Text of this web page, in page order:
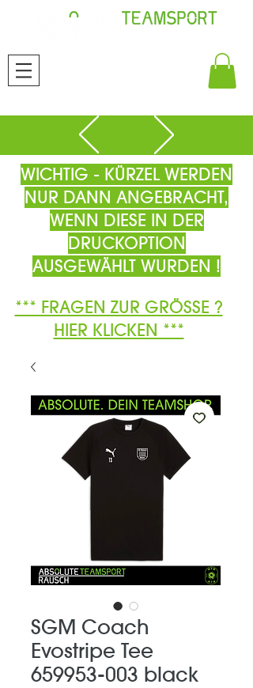
WICHTIG - KÜRZEL WERDEN
NUR DANN ANGEBRACHT,
WENN DIESE IN DER
DRUCKOPTION
AUSGEWÄHLT WURDEN !
*** FRAGEN ZUR GRÖSSE ?
HIER KLICKEN ***
SGM Coach
Evostripe Tee
659953-003 black